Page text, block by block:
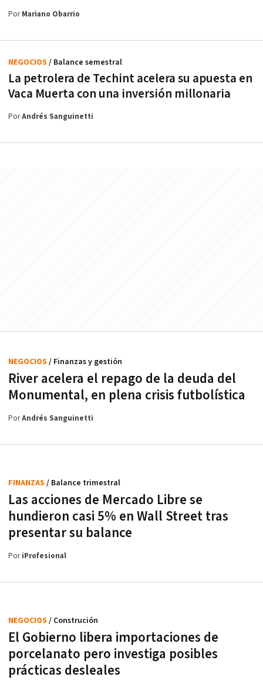
PorMariano Obarrio
La petrolera de Techint acelera su apuesta en
Vaca Muerta con una inversión millonaria
NEGOCIOS / Balance semestral
PorAndrés Sanguinetti
River acelera el repago de la deuda del
Monumental, en plena crisis futbolística
NEGOCIOS / Finanzas y gestión
PorAndrés Sanguinetti
Las acciones de Mercado Libre se
hundieron casi 5% en Wall Street tras
presentar su balance
FINANZAS / Balance trimestral
PoriProfesional
El Gobierno libera importaciones de
porcelanato pero investiga posibles
prácticas desleales
NEGOCIOS / Construción